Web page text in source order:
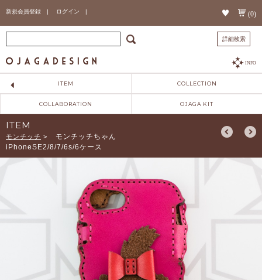
新規会員登録 | ログイン | (0)
詳細検索
INFO
ITEM COLLECTION
COLLABORATION OJAGA KIT
ITEM
モンチッチ >
モンチッチちゃん
iPhoneSE2/8/7/6s/6ケース